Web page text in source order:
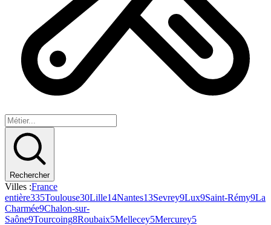
Rechercher
Villes :France
entière335Toulouse30Lille14Nantes13Sevrey9Lux9Saint-Rémy9La
Charmée9Chalon-sur-
Saône9Tourcoing8Roubaix5Mellecey5Mercurey5